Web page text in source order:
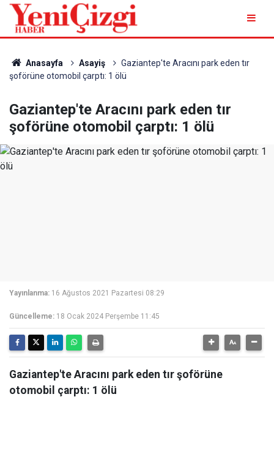
Anasayfa Asayiş
Gaziantep'te Aracını park eden tır
şoförüne otomobil çarptı: 1 ölü
Gaziantep'te Aracını park eden tır
şoförüne otomobil çarptı: 1 ölü
Yayınlanma: 16 Ağustos 2021 Pazartesi 08:29
Güncelleme: 18 Ocak 2024 Perşembe 11:45
Gaziantep'te Aracını park eden tır şoförüne
otomobil çarptı: 1 ölü